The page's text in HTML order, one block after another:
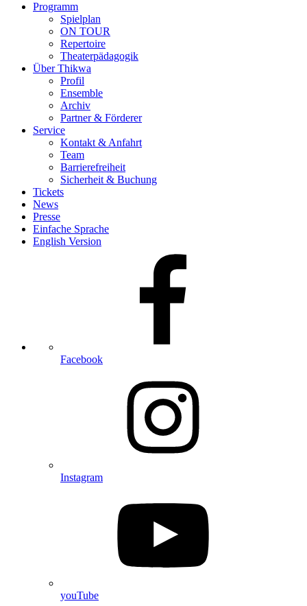
Programm
Spielplan
ON TOUR
Repertoire
Theaterpädagogik
Über Thikwa
Profil
Ensemble
Archiv
Partner & Förderer
Service
Kontakt & Anfahrt
Team
Barrierefreiheit
Sicherheit & Buchung
Tickets
News
Presse
Einfache Sprache
English Version
Facebook
Instagram
youTube